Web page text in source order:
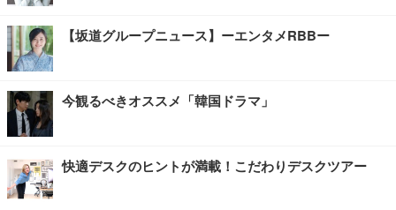
【坂道グループニュース】ーエンタメRBBー
今観るべきオススメ「韓国ドラマ」
快適デスクのヒントが満載！こだわりデスクツアー